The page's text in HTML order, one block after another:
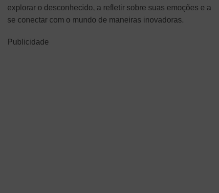
explorar o desconhecido, a refletir sobre suas emoções e a
se conectar com o mundo de maneiras inovadoras.
Publicidade